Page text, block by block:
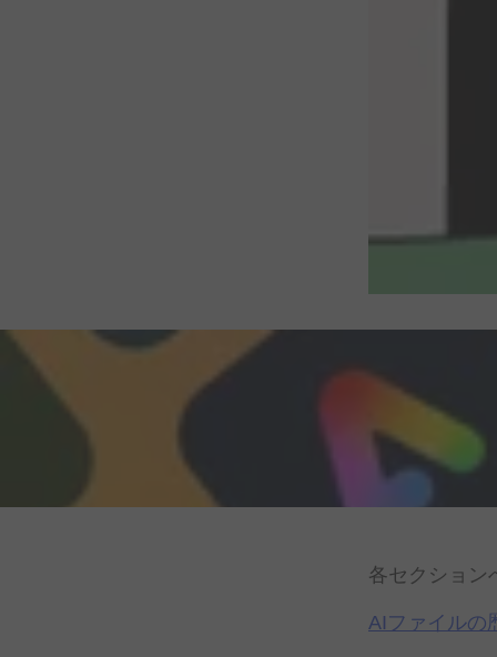
各セクション
AIファイルの